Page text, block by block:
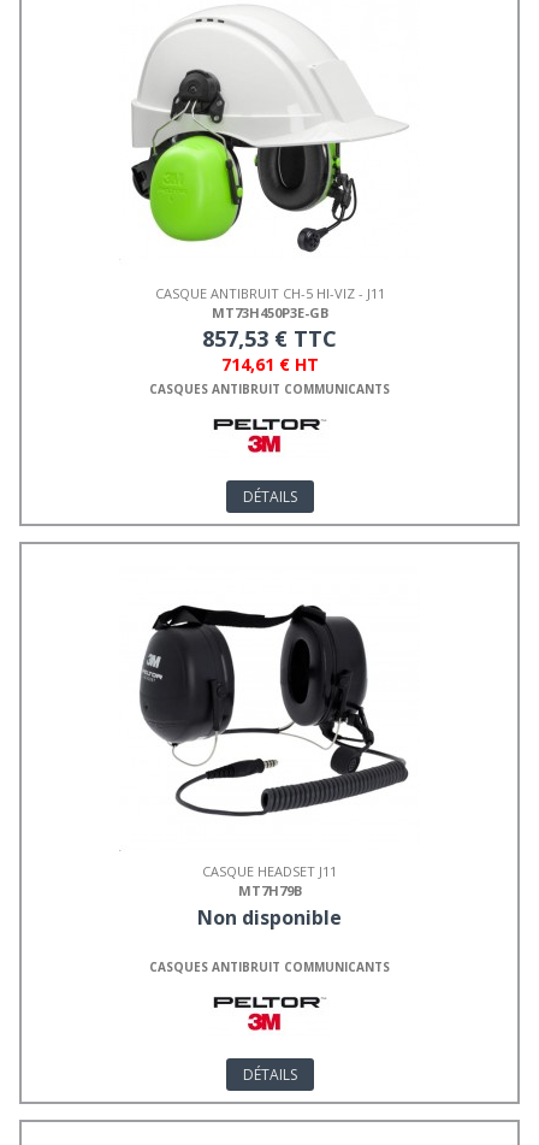
CASQUE ANTIBRUIT CH-5 HI-VIZ - J11
MT73H450P3E-GB
857,53 € TTC
714,61 € HT
CASQUES ANTIBRUIT COMMUNICANTS
DÉTAILS
CASQUE HEADSET J11
MT7H79B
Non disponible
CASQUES ANTIBRUIT COMMUNICANTS
DÉTAILS